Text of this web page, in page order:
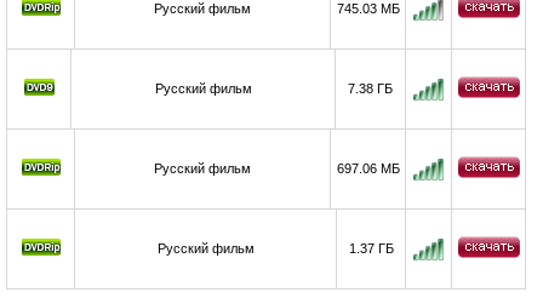
Русский фильм 745.03 МБ
Русский фильм 7.38 ГБ
Русский фильм 697.06 МБ
Русский фильм 1.37 ГБ